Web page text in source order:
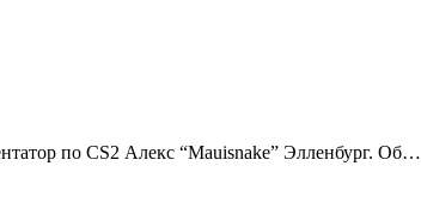
по CS2 Алекс “Mauisnake” Элленбург. Об…